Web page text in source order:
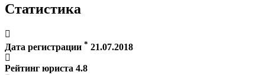
Статистика
Дата регистрации * 21.07.2018
Рейтинг юриста 4.8